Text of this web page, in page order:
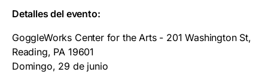
Detalles del evento:
GoggleWorks Center for the Arts - 201 Washington St,
Reading, PA 19601
Domingo, 29 de junio